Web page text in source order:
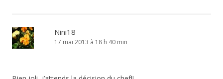
Nini18
17 mai 2013 à 18 h 40 min